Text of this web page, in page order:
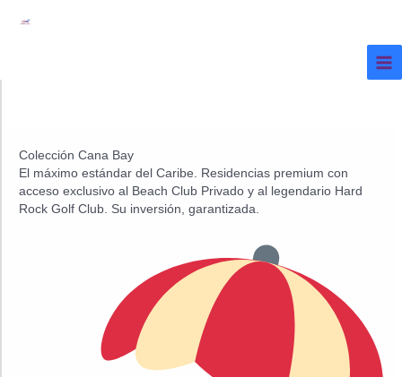
Colección Cana Bay
El máximo estándar del Caribe. Residencias premium con
acceso exclusivo al Beach Club Privado y al legendario Hard
Rock Golf Club. Su inversión, garantizada.